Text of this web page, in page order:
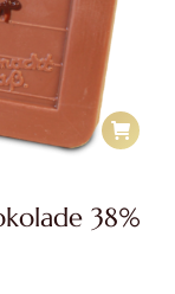
38%